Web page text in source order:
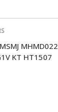
MHMD022
KT HT1507